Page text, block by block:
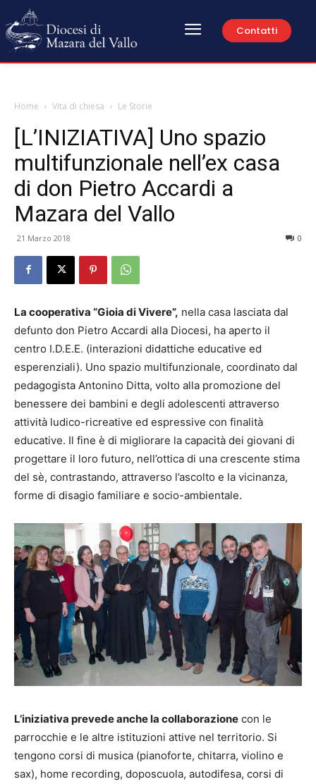
Contatti
Home Vita di chiesa Le Storie
[L’INIZIATIVA] Uno spazio
multifunzionale nell’ex casa
di don Pietro Accardi a
Mazara del Vallo
21 Marzo 2018 0
La cooperativa “Gioia di Vivere”, nella casa lasciata dal
defunto don Pietro Accardi alla Diocesi, ha aperto il
centro I.D.E.E. (interazioni didattiche educative ed
esperenziali). Uno spazio multifunzionale, coordinato dal
pedagogista Antonino Ditta, volto alla promozione del
benessere dei bambini e degli adolescenti attraverso
attività ludico-ricreative ed espressive con finalità
educative. Il fine è di migliorare la capacità dei giovani di
progettare il loro futuro, nell’ottica di una crescente stima
del sè, contrastando, attraverso l’ascolto e la vicinanza,
forme di disagio familiare e socio-ambientale.
L’iniziativa prevede anche la collaborazione con le
parrocchie e le altre istituzioni attive nel territorio. Si
tengono corsi di musica (pianoforte, chitarra, violino e
sax), home recording, doposcuola, autodifesa, corsi di